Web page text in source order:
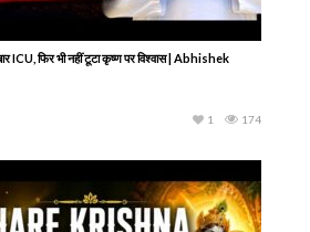
ICU, फिर भी नहीं टूटा कृष्ण पर विश्वास | Abhishek
174
1